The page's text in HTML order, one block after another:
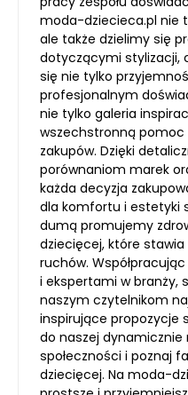
moda-dziecieca.pl nie
ale także dzielimy się
dotyczącymi stylizacji,
się nie tylko
profesjonalnym
nie tylko galeria
wszechstronną
zakupów. Dzięki
porównaniom marek
każda decyzja
dla komfortu i estetyki
dumą promujemy
dziecięcej, które
ruchów.
i ekspertami w branży,
naszym czytelnikom
inspirujące propozycje
do naszej dynamicznie
społeczności i poznaj
dziecięcej. Na moda-